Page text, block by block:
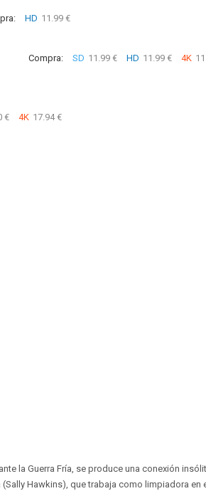
HD 11.99 €
Compra: SD 11.99 € HD 11.99 € 4K
€ 4K 17.94 €
la Guerra Fría, se produce una conexión
Hawkins), que trabaja como limpiadora